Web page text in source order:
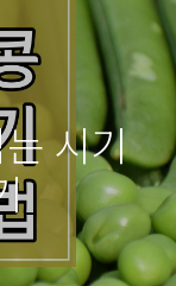
시기